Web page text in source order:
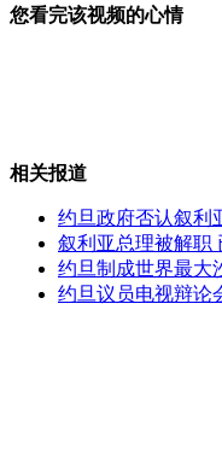
香港卫生署彻查败
女孩北京地铁殴打
无痛分娩是否安全
您看完该视频的心情
相关报道
约旦政府否认叙利
叙利亚总理被解职
约旦制成世界最大
约旦议员电视辩论